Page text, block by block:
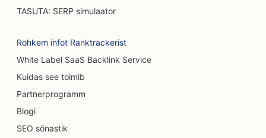
SEO Koogipoodide jaoks
SEO autopesulate jaoks
SEO vaipade ja põrandakattematerjalide
kauplustele
SEO Casual Dining restoranidele
SEO kassikohvikutele
TASUTA: SERP simulaator
Rohkem infot Ranktrackerist
White Label SaaS Backlink Service
Kuidas see toimib
Partnerprogramm
Blogi
SEO sõnastik